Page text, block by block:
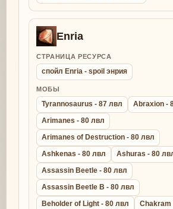
Enria
СТРАНИЦА РЕСУРСА
спойл Enria - spoil энрия
МОБЫ
Tyrannosaurus - 87 лвл
Abraxion -
Arimanes - 80 лвл
Arimanes of Destruction - 80 лвл
Ashkenas - 80 лвл
Ashuras - 80
Assassin Beetle - 80 лвл
Assassin Beetle B - 80 лвл
Beholder of Light - 80 лвл
Chakram